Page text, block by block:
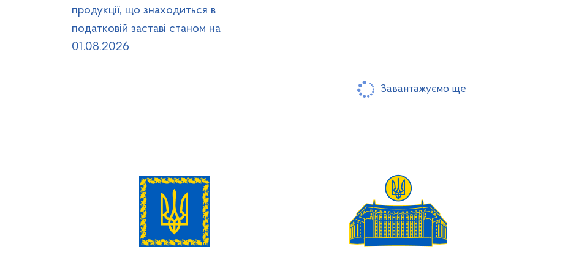
продукції, що знаходиться в
податковій заставі станом на
01.08.2026
Завантажуємо ще